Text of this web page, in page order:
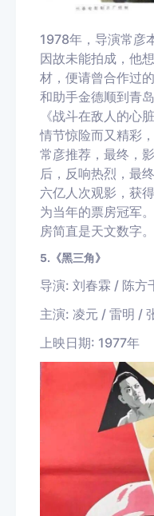
1978年，导演常彦
因故未能拍成，他
材，便请曾合作过
和助手金德顺到青
《战斗在敌人的心
情节惊险而又精彩
常彦推荐，最终，
后，反响热烈，最
六亿人次观影，获
为当年的票房冠军
房简直是天文数字。
5.《黑三角》
导演: 刘春霖 / 陈方
主演: 凌元 / 雷明 /
上映日期: 1977年